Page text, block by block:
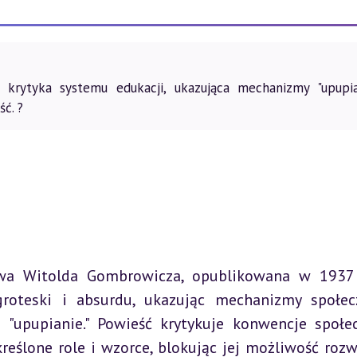
systemu edukacji, ukazująca mechanizmy
?
i absurdu, ukazując mechanizmy
Powieść krytykuje konwencje
role i wzorce, blokując jej możliwość